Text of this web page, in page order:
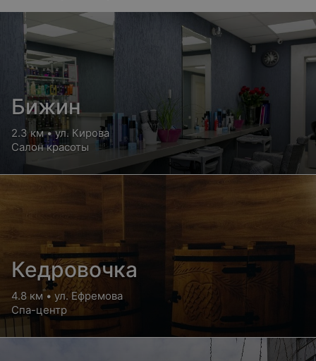
Бижин
2.3 км • ул. Кирова
Салон красоты
Кедровочка
4.8 км • ул. Ефремова
Спа-центр